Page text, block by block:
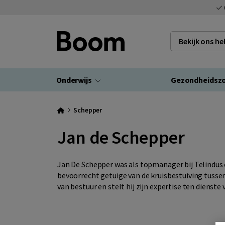
Bekijk ons
Onderwijs
Schepper
Jan de Schepper
Jan De Schepper was als topmanager bij
bevoorrecht getuige van de kruisbestuiving
van bestuur en stelt hij zijn expertise ten dienste